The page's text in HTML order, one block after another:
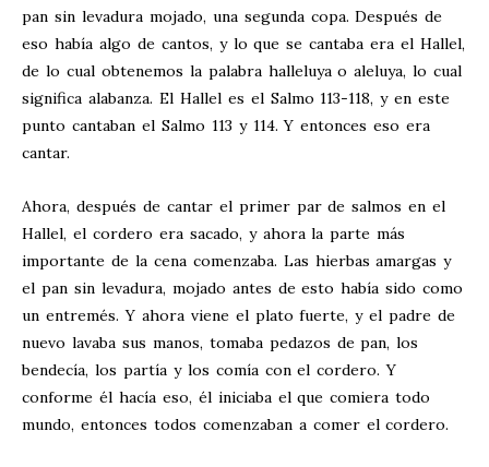
pan sin levadura mojado, una segunda copa. Después de
eso había algo de cantos, y lo que se cantaba era el Hallel,
de lo cual obtenemos la palabra halleluya o aleluya, lo cual
significa alabanza. El Hallel es el Salmo 113-118, y en este
punto cantaban el Salmo 113 y 114. Y entonces eso era
cantar.
Ahora, después de cantar el primer par de salmos en el
Hallel, el cordero era sacado, y ahora la parte más
importante de la cena comenzaba. Las hierbas amargas y
el pan sin levadura, mojado antes de esto había sido como
un entremés. Y ahora viene el plato fuerte, y el padre de
nuevo lavaba sus manos, tomaba pedazos de pan, los
bendecía, los partía y los comía con el cordero. Y
conforme él hacía eso, él iniciaba el que comiera todo
mundo, entonces todos comenzaban a comer el cordero.